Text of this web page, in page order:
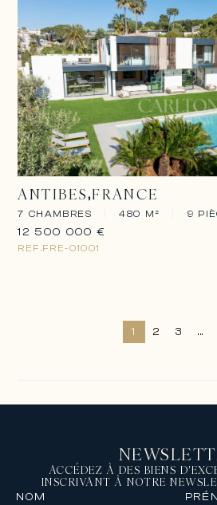
ANTIBES FRANCE
7 CHAMBRES 480 M² 9
REF.FRE-01001
12 500 000 €
1 2 3 ...
ACCÉDEZ À DES BIENS
INSCRIVANT À NOTRE
NOM